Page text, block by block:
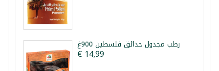
رطب مجدول حدائق فلسطين 900غ
€ 14,99